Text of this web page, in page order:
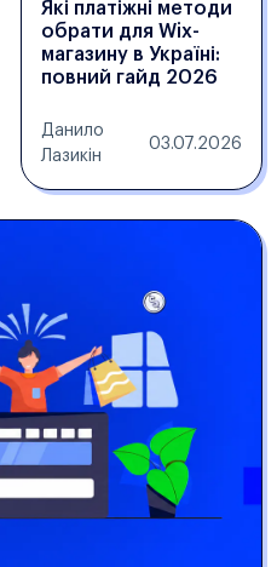
Які платіжні методи
обрати для Wix-
магазину в Україні:
повний гайд 2026
Данило
Лазикін
03.07.2026